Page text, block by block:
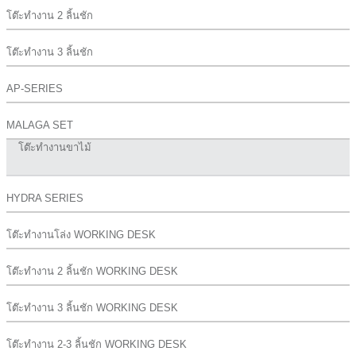
โต๊ะทำงาน 2 ลิ้นชัก
โต๊ะทำงาน 3 ลิ้นชัก
AP-SERIES
MALAGA SET
โต๊ะทำงานขาไม้
HYDRA SERIES
โต๊ะทำงานโล่ง WORKING DESK
โต๊ะทำงาน 2 ลิ้นชัก WORKING DESK
โต๊ะทำงาน 3 ลิ้นชัก WORKING DESK
โต๊ะทำงาน 2-3 ลิ้นชัก WORKING DESK